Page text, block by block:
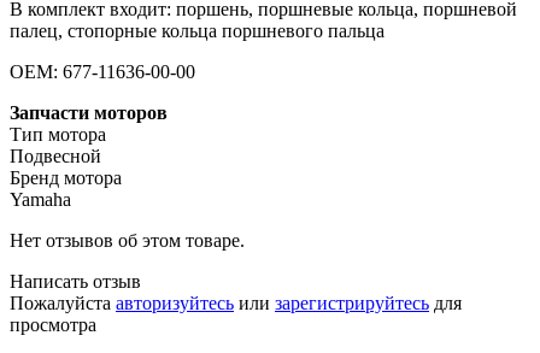
В комплект входит: поршень, поршневые кольца, поршневой
палец, стопорные кольца поршневого пальца
OEM: 677-11636-00-00
Запчасти моторов
Тип мотора
Подвесной
Бренд мотора
Yamaha
Нет отзывов об этом товаре.
Написать отзыв
Пожалуйста авторизуйтесь или зарегистрируйтесь для
просмотра